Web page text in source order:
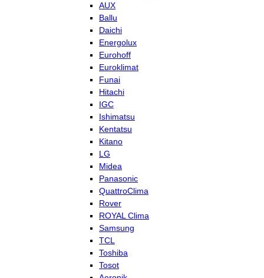
AUX
Ballu
Daichi
Energolux
Eurohoff
Euroklimat
Funai
Hitachi
IGC
Ishimatsu
Kentatsu
Kitano
LG
Midea
Panasonic
QuattroClima
Rover
ROYAL Clima
Samsung
TCL
Toshiba
Tosot